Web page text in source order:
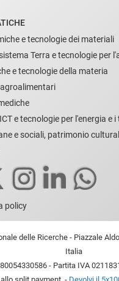
e tecnologie dei materiali
Terra e tecnologie per
e tecnologie della materia
e tecnologie per l'energia e
e sociali, patrimonio
policy
delle Ricerche - Piazzale
Italia
- Partita IVA